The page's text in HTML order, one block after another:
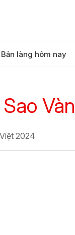
Bản làng hôm nay
2024